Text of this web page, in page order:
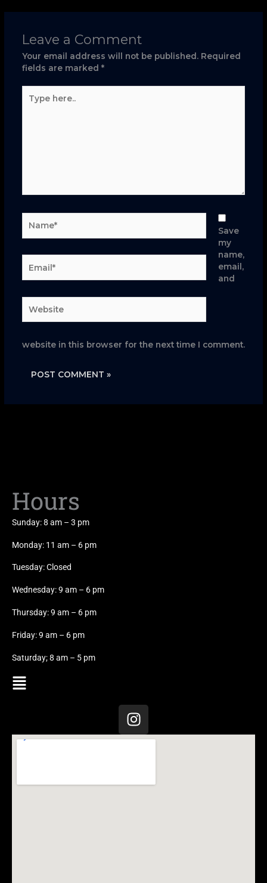
Leave a Comment
Your email address will not be published. Required
fields are marked *
here..
Save
my
name,
email,
and
website in this browser for the next time I comment.
Hours
Sunday: 8 am – 3 pm
Monday: 11 am – 6 pm
Tuesday: Closed
Wednesday: 9 am – 6 pm
Thursday: 9 am – 6 pm
Friday: 9 am – 6 pm
Saturday; 8 am – 5 pm
Menu
I
n
s
g